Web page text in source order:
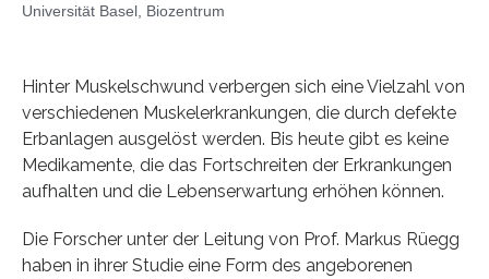
Universität Basel, Biozentrum
Hinter Muskelschwund verbergen sich eine Vielzahl von
verschiedenen Muskelerkrankungen, die durch defekte
Erbanlagen ausgelöst werden. Bis heute gibt es keine
Medikamente, die das Fortschreiten der Erkrankungen
aufhalten und die Lebenserwartung erhöhen können.
Die Forscher unter der Leitung von Prof. Markus Rüegg
haben in ihrer Studie eine Form des angeborenen